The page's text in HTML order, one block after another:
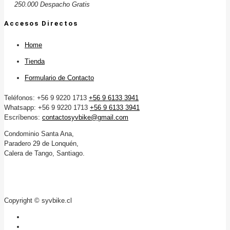
250.000 Despacho Gratis
Accesos Directos
Home
Tienda
Formulario de Contacto
Teléfonos: +56 9 9220 1713 +56 9 6133 3941
Whatsapp: +56 9 9220 1713 +56 9 6133 3941
Escríbenos: contactosyvbike@gmail.com
Condominio Santa Ana,
Paradero 29 de Lonquén,
Calera de Tango, Santiago.
Copyright © syvbike.cl